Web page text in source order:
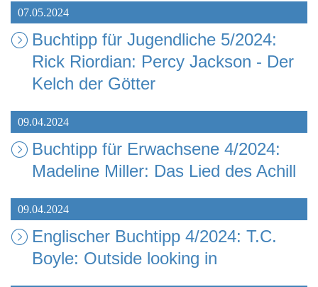
07.05.2024
Buchtipp für Jugendliche 5/2024:
Rick Riordian: Percy Jackson - Der
Kelch der Götter
09.04.2024
Buchtipp für Erwachsene 4/2024:
Madeline Miller: Das Lied des Achill
09.04.2024
Englischer Buchtipp 4/2024: T.C.
Boyle: Outside looking in